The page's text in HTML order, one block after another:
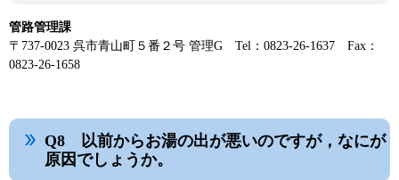
管路管理課
〒737-0023 呉市青山町５番２号 管理G Tel：0823-26-1637 Fax：
0823-26-1658
Q8 以前からお湯の出が悪いのですが，なにが
原因でしょうか。